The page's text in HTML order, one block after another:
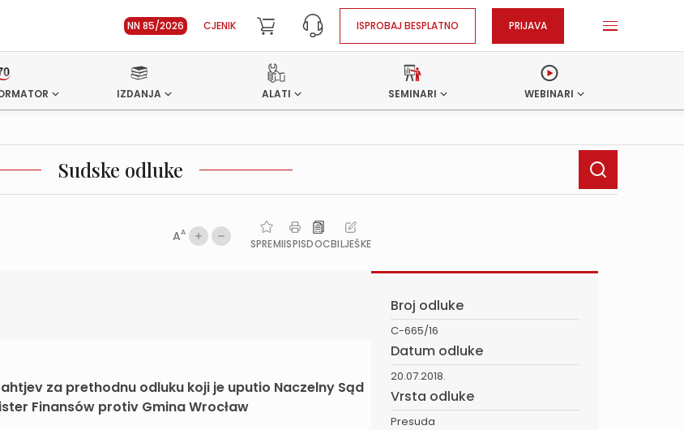
NN 85/2026 CJENIK ISPROBAJ BESPLATNO PRIJAVA
IZDANJA ALATI SEMINARI WEBINARI
Sudske odluke
AA
SPREMIISPISDOCBILJEŠKE
za prethodnu odluku koji je uputio Naczelny Sąd
Finansów protiv Gmina Wrocław
Broj odluke
C-665/16
Datum odluke
20.07.2018.
Vrsta odluke
Presuda